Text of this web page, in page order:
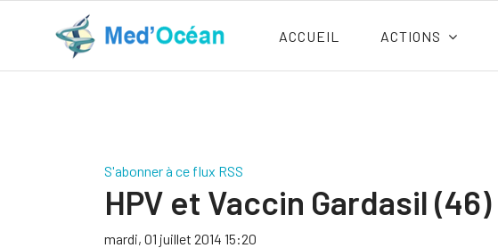
ACCUEIL ACTIONS
S'abonner à ce flux RSS
HPV et Vaccin Gardasil (46)
mardi, 01 juillet 2014 15:20